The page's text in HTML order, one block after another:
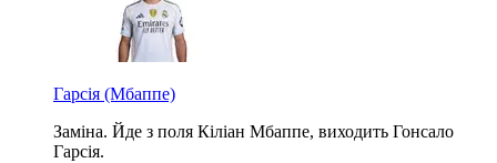
Гарсія (Мбаппе)
Заміна. Йде з поля Кіліан Мбаппе, виходить Гонсало
Гарсія.